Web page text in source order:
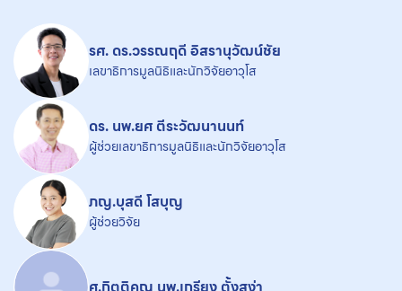
รศ. ดร.วรรณฤดี อิสรานุวัฒน์ชัย
เลขาธิการมูลนิธิและนักวิจัยอาวุโส
ดร. นพ.ยศ ตีระวัฒนานนท์
ผู้ช่วยเลขาธิการมูลนิธิและนักวิจัยอาวุโส
ภญ.บุสดี โสบุญ
ผู้ช่วยวิจัย